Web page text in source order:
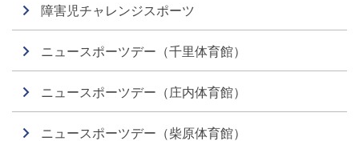
障害児チャレンジスポーツ
ニュースポーツデー（千里体育館）
ニュースポーツデー（庄内体育館）
ニュースポーツデー（柴原体育館）